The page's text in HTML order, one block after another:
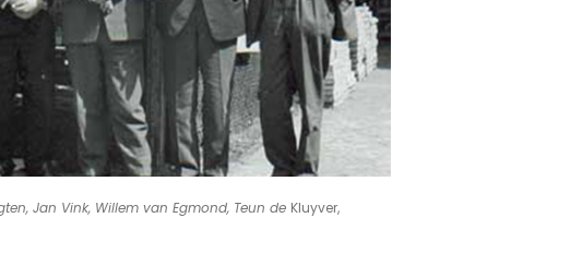
Jan Vink, Willem van Egmond, Teun de Kluyver,